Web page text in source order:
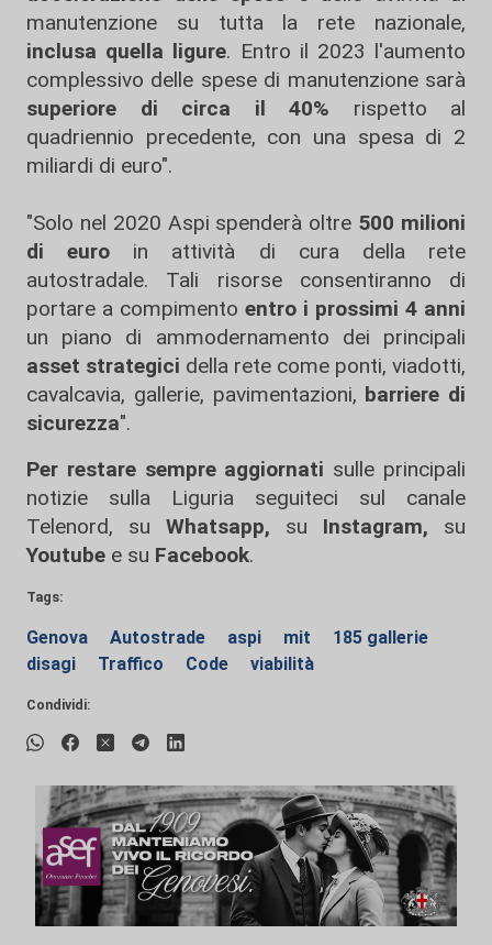
manutenzione su tutta la rete nazionale,
inclusa quella ligure. Entro il 2023 l'aumento
complessivo delle spese di manutenzione sarà
superiore di circa il 40% rispetto al
quadriennio precedente, con una spesa di 2
miliardi di euro".
"Solo nel 2020 Aspi spenderà oltre 500 milioni
di euro in attività di cura della rete
autostradale. Tali risorse consentiranno di
portare a compimento entro i prossimi 4 anni
un piano di ammodernamento dei principali
asset strategici della rete come ponti, viadotti,
cavalcavia, gallerie, pavimentazioni, barriere di
sicurezza".
Per restare sempre aggiornati sulle principali
notizie sulla Liguria seguiteci sul canale
Telenord, su
Whatsapp, su Instagram, su
Youtube e su Facebook.
Tags:
Genova Autostrade aspi mit
185 gallerie
disagi
Traffico Code viabilità
Condividi: